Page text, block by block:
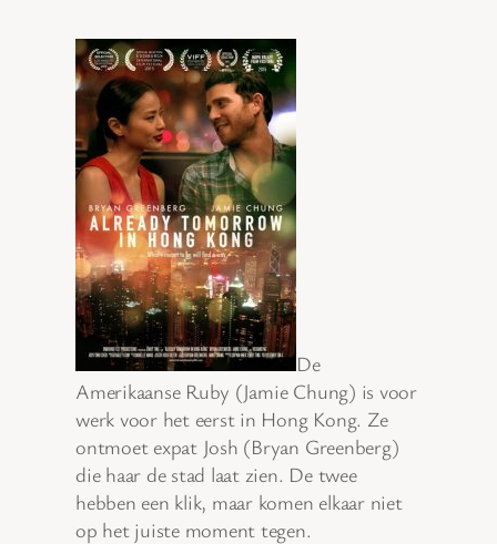
De
Amerikaanse Ruby (Jamie Chung) is voor
werk voor het eerst in Hong Kong. Ze
ontmoet expat Josh (Bryan Greenberg)
die haar de stad laat zien. De twee
hebben een klik, maar komen elkaar niet
op het juiste moment tegen.